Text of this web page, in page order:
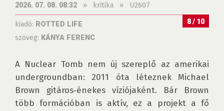
2026. 07. 08. 08:32 » kritika » U2607
8 / 10
kiadó: ROTTED LIFE
szöveg: KÁNYA FERENC
A Nuclear Tomb nem új szereplő az amerikai
undergroundban: 2011 óta léteznek Michael
Brown gitáros‑énekes víziójaként. Bár Brown
több formációban is aktív, ez a projekt a fő